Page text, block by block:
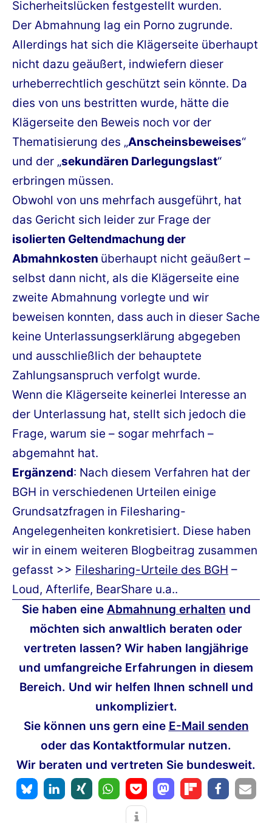
Sicherheitslücken festgestellt wurden.
Der Abmahnung lag ein Porno zugrunde.
Allerdings hat sich die Klägerseite überhaupt
nicht dazu geäußert, indwiefern dieser
urheberrechtlich geschützt sein könnte. Da
dies von uns bestritten wurde, hätte die
Klägerseite den Beweis noch vor der
Thematisierung des „Anscheinsbeweises“
und der „sekundären Darlegungslast“
erbringen müssen.
Obwohl von uns mehrfach ausgeführt, hat
das Gericht sich leider zur Frage der
isolierten Geltendmachung der
Abmahnkosten überhaupt nicht geäußert –
selbst dann nicht, als die Klägerseite eine
zweite Abmahnung vorlegte und wir
beweisen konnten, dass auch in dieser Sache
keine Unterlassungserklärung abgegeben
und ausschließlich der behauptete
Zahlungsanspruch verfolgt wurde.
Wenn die Klägerseite keinerlei Interesse an
der Unterlassung hat, stellt sich jedoch die
Frage, warum sie – sogar mehrfach –
abgemahnt hat.
Ergänzend: Nach diesem Verfahren hat der
BGH in verschiedenen Urteilen einige
Grundsatzfragen in Filesharing-
Angelegenheiten konkretisiert. Diese haben
wir in einem weiteren Blogbeitrag zusammen
gefasst >> Filesharing-Urteile des BGH –
Loud, Afterlife, BearShare u.a..
Sie haben eine Abmahnung erhalten und
möchten sich anwaltlich beraten oder
vertreten lassen? Wir haben langjährige
und umfangreiche Erfahrungen in diesem
Bereich. Und wir helfen Ihnen schnell und
unkompliziert.
Sie können uns gern eine E-Mail senden
oder das Kontaktformular nutzen.
Wir beraten und vertreten Sie bundesweit.